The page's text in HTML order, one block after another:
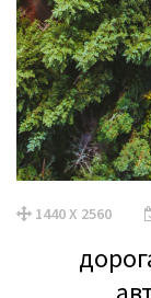
1440 X 2560